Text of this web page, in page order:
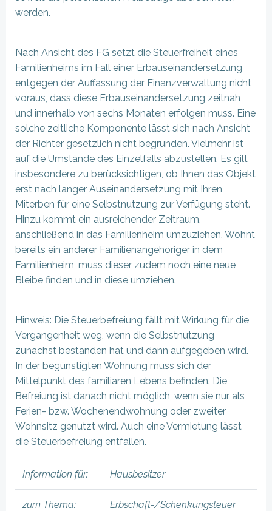
werden.
Nach Ansicht des FG setzt die Steuerfreiheit eines
Familienheims im Fall einer Erbauseinandersetzung
entgegen der Auffassung der Finanzverwaltung nicht
voraus, dass diese Erbauseinandersetzung zeitnah
und innerhalb von sechs Monaten erfolgen muss. Eine
solche zeitliche Komponente lässt sich nach Ansicht
der Richter gesetzlich nicht begründen. Vielmehr ist
auf die Umstände des Einzelfalls abzustellen. Es gilt
insbesondere zu berücksichtigen, ob Ihnen das Objekt
erst nach langer Auseinandersetzung mit Ihren
Miterben für eine Selbstnutzung zur Verfügung steht.
Hinzu kommt ein ausreichender Zeitraum,
anschließend in das Familienheim umzuziehen. Wohnt
bereits ein anderer Familienangehöriger in dem
Familienheim, muss dieser zudem noch eine neue
Bleibe finden und in diese umziehen.
Hinweis: Die Steuerbefreiung fällt mit Wirkung für die
Vergangenheit weg, wenn die Selbstnutzung
zunächst bestanden hat und dann aufgegeben wird.
In der begünstigten Wohnung muss sich der
Mittelpunkt des familiären Lebens befinden. Die
Befreiung ist danach nicht möglich, wenn sie nur als
Ferien- bzw. Wochenendwohnung oder zweiter
Wohnsitz genutzt wird. Auch eine Vermietung lässt
die Steuerbefreiung entfallen.
Information für: Hausbesitzer
zum Thema: Erbschaft-/Schenkungsteuer